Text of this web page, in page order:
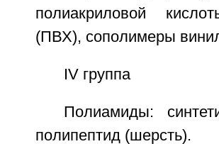
полиакриловой
(ПВХ), сополимеры
IV группа
Полиамиды:
полипептид (шерсть).